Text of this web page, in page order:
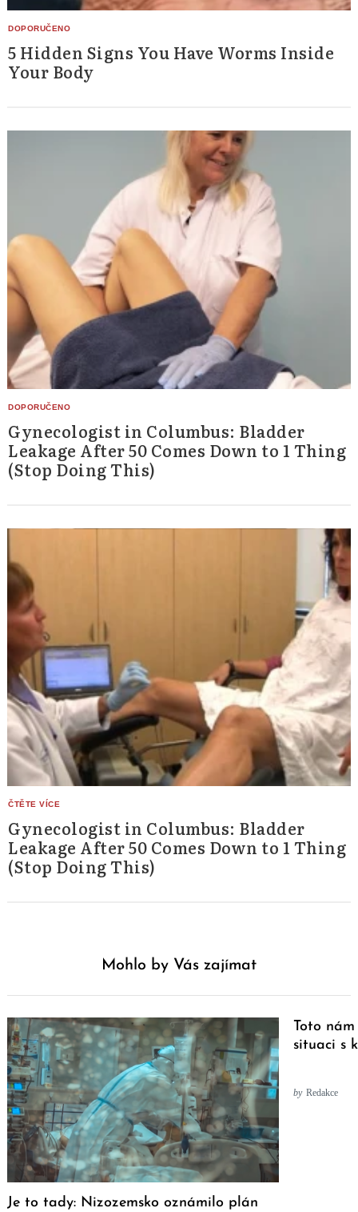
5 Hidden Signs You Have Worms Inside
Your Body
Gynecologist in Columbus: Bladder
Leakage After 50 Comes Down to 1 Thing
(Stop Doing This)
Gynecologist in Columbus: Bladder
Leakage After 50 Comes Down to 1 Thing
(Stop Doing This)
Mohlo by Vás zajímat
Je to tady: Nizozemsko oznámilo plán
Toto
situaci s
by Redakce